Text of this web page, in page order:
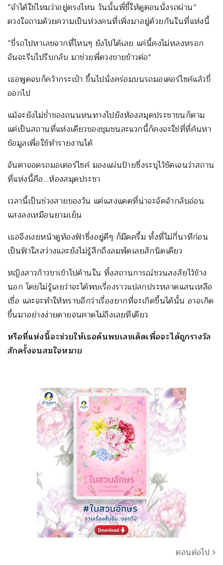
“จำได้ใช่ไหมว่าอยู่ตรงไหน วันนั้นพี่ชี้ให้ดูตอนนั่งรถผ่าน”
ดวงใจถามด้วยความเป็นห่วงคนที่เพิ่งมาอยู่ด้วยกันในที่แห่งนี้
“ขี่รถไปหาเลขจากที่ไหนๆ ยังไปได้เลย แค่นี้คงไม่หลงหรอก
จันจะรีบไปรีบกลับ มาช่วยพี่ดวงขายข้าวต่อ”
เธอพูดจบก็คว้ากระเป๋า ขึ้นไปนั่งคร่อมบนรถมอเตอร์ไซค์แล้วขี่
ออกไป
แม้จะยังไม่ช่ำชองถนนหนทางไปยังห้องสมุดประชาชนก็ตาม
แต่เป็นสถานที่แห่งเดียวของชุมชนละแวกนี้ก็คงจะใช่ที่ที่ค้นหา
ข้อมูลเพื่อใช้ทำรายงานได้
จันตาจอดรถมอเตอร์ไซค์ มองแผ่นป้ายซึ่งระบุไว้ชัดเจนว่าสถาน
ที่แห่งนี้คือ…ห้องสมุดประชา
เวลานี้เป็นช่วงสายของวัน แต่แสงแดดที่น่าจะจัดจ้ากลับอ่อน
แสงลงเหมือนยามเย็น
เธอจึงเงยหน้าดูท้องฟ้าซึ่งอยู่ดีๆ ก็มืดครึ้ม ทั้งที่ไม่กี่นาทีก่อน
เป็นฟ้าใสสว่างและยังไม่รู้สึกถึงลมพัดเลยสักนิดเดียว
หญิงสาวก้าวขาเข้าไปด้านใน ทิ้งสถานการณ์ชวนสงสัยไว้ข้าง
นอก โดยไม่รู้เลยว่าจะได้พบเรื่องราวแปลกประหลาดแสนเหลือ
เชื่อ และจะทำให้ทราบอีกว่าเรื่องยากที่จะเกิดขึ้นได้นั้น อาจเกิด
ขึ้นมาอย่างง่ายดายจนคาดไม่ถึงเลยทีเดียว
หรือที่แห่งนี้จะช่วยให้เธอค้นพบเลขเด็ดเพื่อจะได้ถูกรางวัล
สักครั้งจนสมใจหมาย
ตอนต่อไป